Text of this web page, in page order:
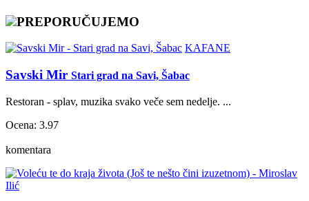
PREPORUČUJEMO
KAFANE
Savski Mir Stari grad na Savi, Šabac
Restoran - splav, muzika svako veče sem nedelje. ...
Ocena: 3.97
komentara